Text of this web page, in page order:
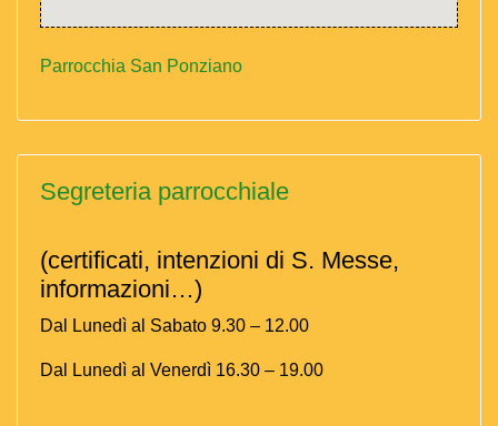
Parrocchia San Ponziano
Segreteria parrocchiale
(certificati, intenzioni di S. Messe,
informazioni…)
Dal Lunedì al Sabato 9.30 – 12.00
Dal Lunedì al Venerdì 16.30 – 19.00